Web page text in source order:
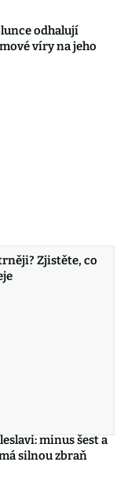
odhalují
víry na jeho
Zjistěte, co
minus šest a
silnou zbraň